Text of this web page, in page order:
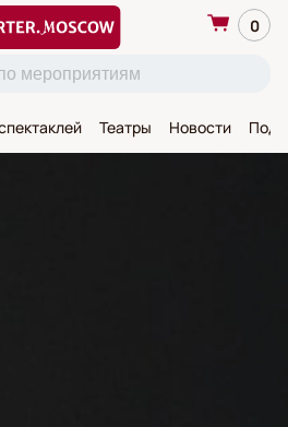
0
Театры Новости